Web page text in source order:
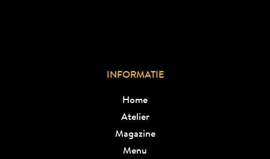
INFORMATIE
Home
Atelier
Magazine
Menu